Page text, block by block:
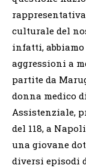
culturale del
infatti,
aggressioni a
partite da
donna medico
Assistenziale,
del 118, a
una giovane
diversi episodi